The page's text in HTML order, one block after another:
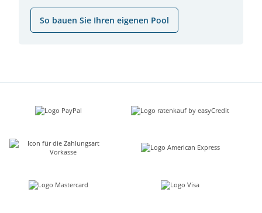
So bauen Sie Ihren eigenen Pool